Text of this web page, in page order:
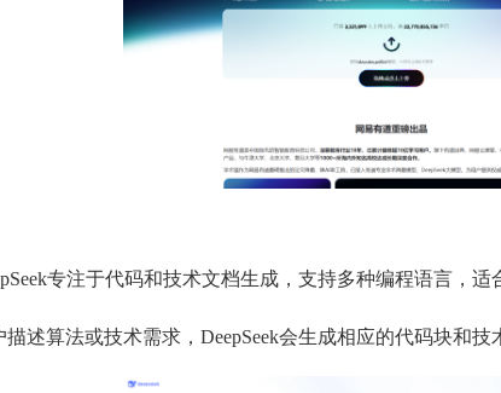
专注于代码和技术文档生成，支持多种编程语言，适
述算法或技术需求，DeepSeek会生成相应的代码块和